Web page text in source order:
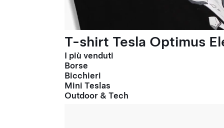
T-shirt Tesla Optimus
I più venduti
Borse
Bicchieri
Mini Teslas
Outdoor & Tech